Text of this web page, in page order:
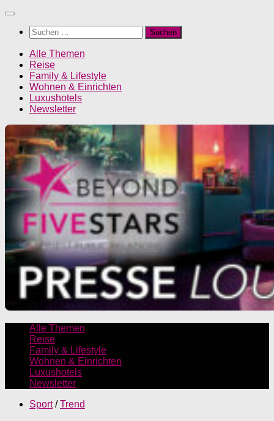
Unter
Inhalt
Suchen
nach:
Alle Themen
Reise
Family & Lifestyle
Wohnen & Einrichten
Luxushotels
Newsletter
Alle Themen
Reise
Family & Lifestyle
Wohnen & Einrichten
Luxushotels
Newsletter
Sport / Trend